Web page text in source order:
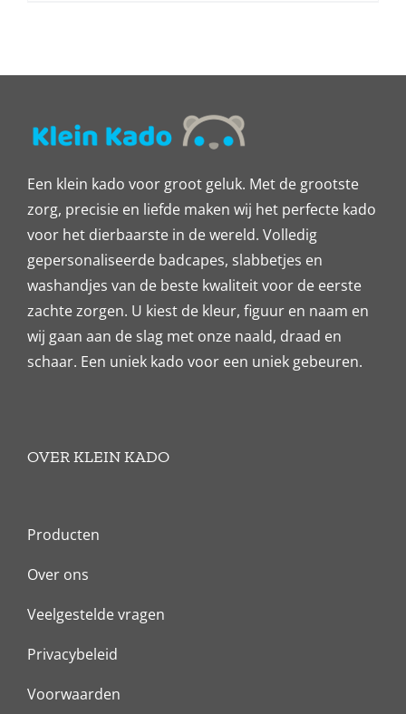
Een klein kado voor groot geluk. Met de grootste
zorg, precisie en liefde maken wij het perfecte kado
voor het dierbaarste in de wereld. Volledig
gepersonaliseerde badcapes, slabbetjes en
washandjes van de beste kwaliteit voor de eerste
zachte zorgen. U kiest de kleur, figuur en naam en
wij gaan aan de slag met onze naald, draad en
schaar. Een uniek kado voor een uniek gebeuren.
OVER KLEIN KADO
Producten
Over ons
Veelgestelde vragen
Privacybeleid
Voorwaarden